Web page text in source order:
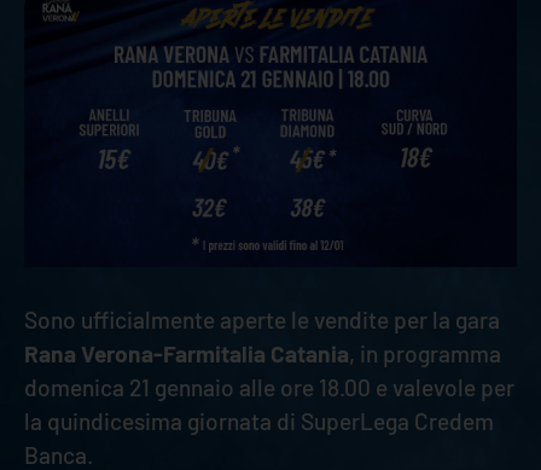
Sono ufficialmente aperte le vendite per la gara
Rana Verona-Farmitalia Catania, in programma
domenica 21 gennaio alle ore 18.00 e valevole per
la quindicesima giornata di SuperLega Credem
Banca.